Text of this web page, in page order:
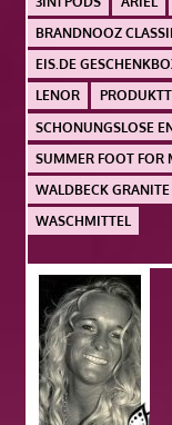
BRANDNOOZ
EIS.DE
LENOR
SCHONUNGSLOSE
SUMMER FOOT FOR
WALDBECK GRANITE
WASCHMITTEL